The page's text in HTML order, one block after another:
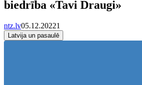
biedrība «Tavi Draugi»
ntz.lv05.12.20221
Latvija un pasaulē